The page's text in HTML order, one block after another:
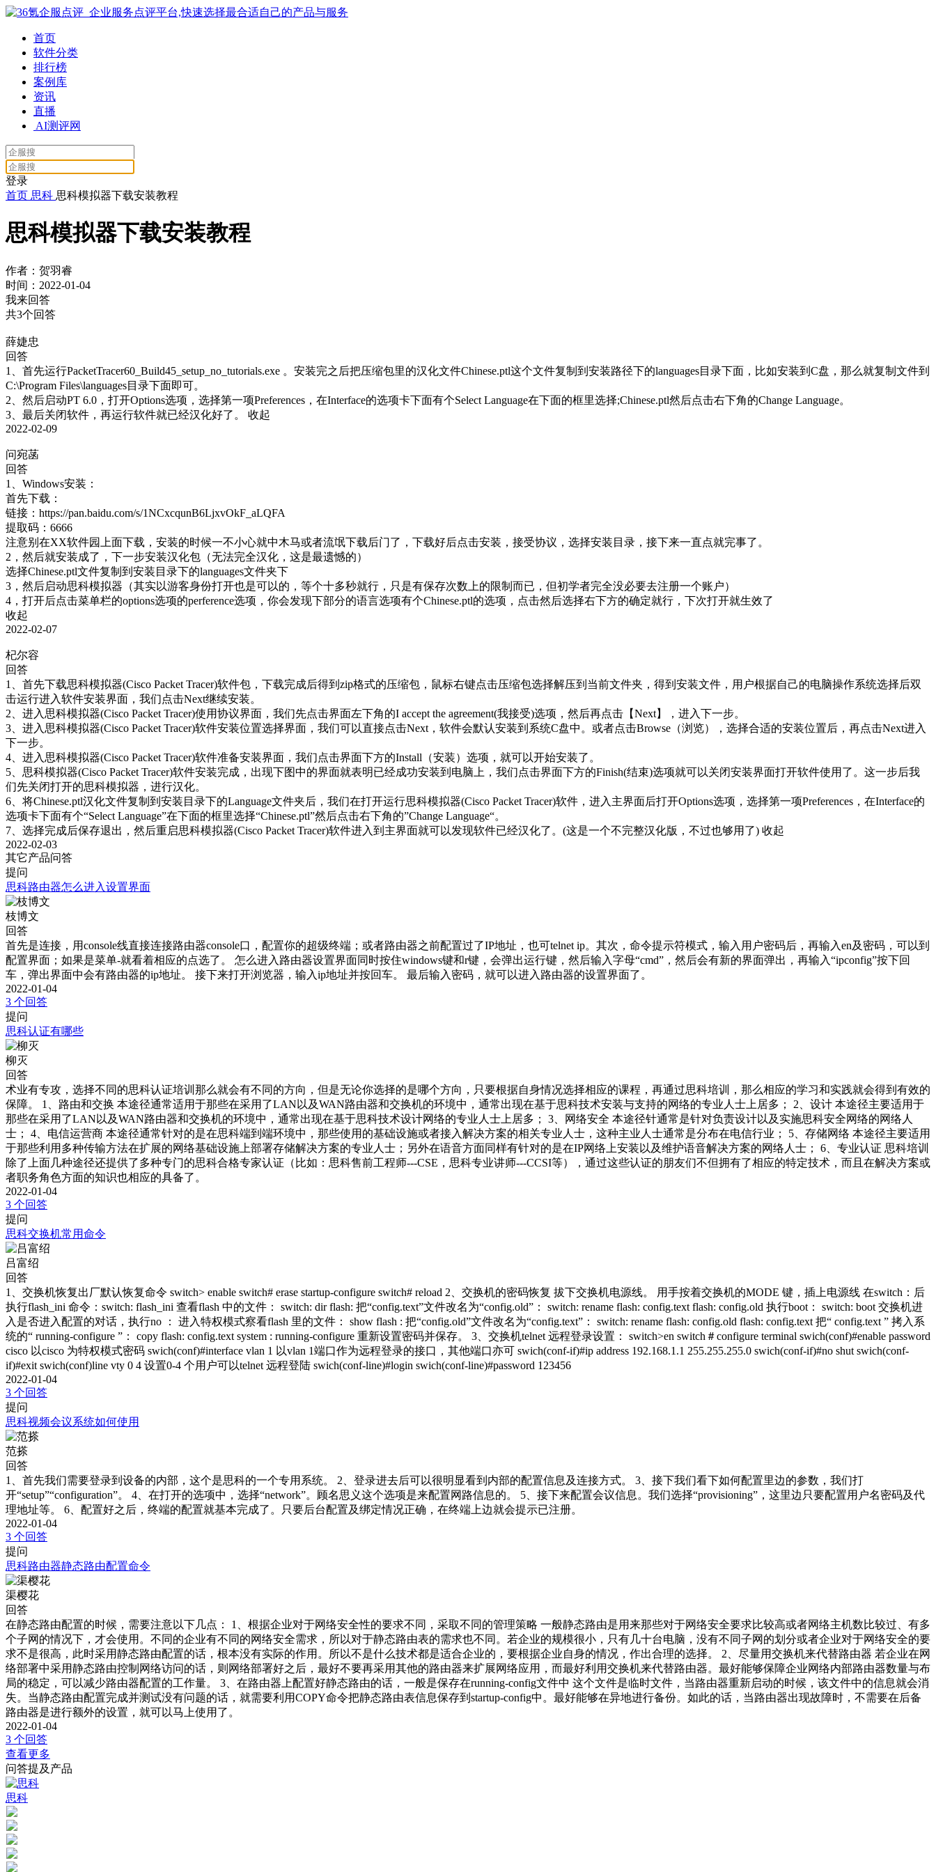
首页
软件分类
排行榜
案例库
资讯
直播
AI测评网
登录
首页 思科 思科模拟器下载安装教程
思科模拟器下载安装教程
作者：贺羽睿
时间：2022-01-04
我来回答
共3个回答
薛婕忠
回答
1、首先运行PacketTracer60_Build45_setup_no_tutorials.exe 。安装完之后把压缩包里的汉化文件Chinese.ptl这个文件复制到安装路径下的languages目录下面，比如安装到C盘，那么就复制文件到
C:\Program Files\languages目录下面即可。
2、然后启动PT 6.0，打开Options选项，选择第一项Preferences，在Interface的选项卡下面有个Select Language在下面的框里选择;Chinese.ptl然后点击右下角的Change Language。
3、最后关闭软件，再运行软件就已经汉化好了。
收起
2022-02-09
问宛菡
回答
1、Windows安装：
首先下载：
链接：https://pan.baidu.com/s/1NCxcqunB6LjxvOkF_aLQFA
提取码：6666
注意别在XX软件园上面下载，安装的时候一不小心就中木马或者流氓下载后门了，下载好后点击安装，接受协议，选择安装目录，接下来一直点就完事了。
2，然后就安装成了，下一步安装汉化包（无法完全汉化，这是最遗憾的）
选择Chinese.ptl文件复制到安装目录下的languages文件夹下
3，然后启动思科模拟器（其实以游客身份打开也是可以的，等个十多秒就行，只是有保存次数上的限制而已，但初学者完全没必要去注册一个账户）
收起
2022-02-07
杞尔容
回答
1、首先下载思科模拟器(Cisco Packet Tracer)软件包，下载完成后得到zip格式的压缩包，鼠标右键点击压缩包选择解压到当前文件夹，得到安装文件，用户根据自己的电脑操作系统选择后双
击运行进入软件安装界面，我们点击Next继续安装。
2、进入思科模拟器(Cisco Packet Tracer)使用协议界面，我们先点击界面左下角的I accept the agreement(我接受)选项，然后再点击【Next】，进入下一步。
3、进入思科模拟器(Cisco Packet Tracer)软件安装位置选择界面，我们可以直接点击Next，软件会默认安装到系统C盘中。或者点击Browse（浏览），选择合适的安装位置后，再点击Next进入
下一步。
4、进入思科模拟器(Cisco Packet Tracer)软件准备安装界面，我们点击界面下方的Install（安装）选项，就可以开始安装了。
5、思科模拟器(Cisco Packet Tracer)软件安装完成，出现下图中的界面就表明已经成功安装到电脑上，我们点击界面下方的Finish(结束)选项就可以关闭安装界面打开软件使用了。这一步后我
们先关闭打开的思科模拟器，进行汉化。
6、将Chinese.ptl汉化文件复制到安装目录下的Language文件夹后，我们在打开运行思科模拟器(Cisco Packet Tracer)软件，进入主界面后打开Options选项，选择第一项Preferences，在Interface的
选项卡下面有个“Select Language”在下面的框里选择“Chinese.ptl”然后点击右下角的”Change Language“。
7、选择完成后保存退出，然后重启思科模拟器(Cisco Packet Tracer)软件进入到主界面就可以发现软件已经汉化了。(这是一个不完整汉化版，不过也够用了) 收起
2022-02-03
其它产品问答
提问
思科路由器怎么进入设置界面
枝博文
回答
首先是连接，用console线直接连接路由器console口，配置你的超级终端；或者路由器之前配置过了IP地址，也可telnet ip。其次，命令提示符模式，输入用户密码后，再输入en及密码，可以到
配置界面；如果是菜单-就看着相应的点选了。 怎么进入路由器设置界面同时按住windows键和r键，会弹出运行键，然后输入字母“cmd”，然后会有新的界面弹出，再输入“ipconfig”按下回
车，弹出界面中会有路由器的ip地址。 接下来打开浏览器，输入ip地址并按回车。 最后输入密码，就可以进入路由器的设置界面了。
2022-01-04
3 个回答
提问
思科认证有哪些
柳灭
回答
术业有专攻，选择不同的思科认证培训那么就会有不同的方向，但是无论你选择的是哪个方向，只要根据自身情况选择相应的课程，再通过思科培训，那么相应的学习和实践就会得到有效的
保障。 1、路由和交换 本途径通常适用于那些在采用了LAN以及WAN路由器和交换机的环境中，通常出现在基于思科技术安装与支持的网络的专业人士上居多； 2、设计 本途径主要适用于
那些在采用了LAN以及WAN路由器和交换机的环境中，通常出现在基于思科技术设计网络的专业人士上居多； 3、网络安全 本途径针通常是针对负责设计以及实施思科安全网络的网络人
士； 4、电信运营商 本途径通常针对的是在思科端到端环境中，那些使用的基础设施或者接入解决方案的相关专业人士，这种主业人士通常是分布在电信行业； 5、存储网络 本途径主要适用
于那些利用多种传输方法在扩展的网络基础设施上部署存储解决方案的专业人士；另外在语音方面同样有针对的是在IP网络上安装以及维护语音解决方案的网络人士； 6、专业认证 思科培训
除了上面几种途径还提供了多种专门的思科合格专家认证（比如：思科售前工程师---CSE，思科专业讲师---CCSI等），通过这些认证的朋友们不但拥有了相应的特定技术，而且在解决方案或
者职务角色方面的知识也相应的具备了。
2022-01-04
3 个回答
提问
思科交换机常用命令
吕富绍
回答
1、交换机恢复出厂默认恢复命令 switch> enable switch# erase startup-configure switch# reload 2、交换机的密码恢复 拔下交换机电源线。 用手按着交换机的MODE 键，插上电源线 在switch：后
执行flash_ini 命令：switch: flash_ini 查看flash 中的文件： switch: dir flash: 把“config.text”文件改名为“config.old”： switch: rename flash: config.text flash: config.old 执行boot： switch: boot 交换机进
入是否进入配置的对话，执行no ： 进入特权模式察看flash 里的文件： show flash : 把“config.old”文件改名为“config.text”： switch: rename flash: config.old flash: config.text 把“ config.text ” 拷入系
统的“ running-configure ”： copy flash: config.text system : running-configure 重新设置密码并保存。 3、交换机telnet 远程登录设置： switch>en switch＃configure terminal swich(conf)#enable password
cisco 以cisco 为特权模式密码 swich(conf)#interface vlan 1 以vlan 1端口作为远程登录的接口，其他端口亦可 swich(conf-if)#ip address 192.168.1.1 255.255.255.0 swich(conf-if)#no shut swich(conf-
if)#exit swich(conf)line vty 0 4 设置0-4 个用户可以telnet 远程登陆 swich(conf-line)#login swich(conf-line)#password 123456
2022-01-04
3 个回答
提问
思科视频会议系统如何使用
范搽
回答
1、首先我们需要登录到设备的内部，这个是思科的一个专用系统。 2、登录进去后可以很明显看到内部的配置信息及连接方式。 3、接下我们看下如何配置里边的参数，我们打
开“setup”“configuration”。 4、在打开的选项中，选择“network”。顾名思义这个选项是来配置网路信息的。 5、接下来配置会议信息。我们选择“provisioning”，这里边只要配置用户名密码及代
理地址等。 6、配置好之后，终端的配置就基本完成了。只要后台配置及绑定情况正确，在终端上边就会提示已注册。
2022-01-04
3 个回答
提问
思科路由器静态路由配置命令
渠樱花
回答
在静态路由配置的时候，需要注意以下几点： 1、根据企业对于网络安全性的要求不同，采取不同的管理策略 一般静态路由是用来那些对于网络安全要求比较高或者网络主机数比较过、有多
个子网的情况下，才会使用。不同的企业有不同的网络安全需求，所以对于静态路由表的需求也不同。若企业的规模很小，只有几十台电脑，没有不同子网的划分或者企业对于网络安全的要
求不是很高，此时采用静态路由配置的话，根本没有实际的作用。所以不是什么技术都是适合企业的，要根据企业自身的情况，作出合理的选择。 2、尽量用交换机来代替路由器 若企业在网
络部署中采用静态路由控制网络访问的话，则网络部署好之后，最好不要再采用其他的路由器来扩展网络应用，而最好利用交换机来代替路由器。最好能够保障企业网络内部路由器数量与布
局的稳定，可以减少路由器配置的工作量。 3、在路由器上配置好静态路由的话，一般是保存在running-config文件中 这个文件是临时文件，当路由器重新启动的时候，该文件中的信息就会消
失。当静态路由配置完成并测试没有问题的话，就需要利用COPY命令把静态路由表信息保存到startup-config中。最好能够在异地进行备份。如此的话，当路由器出现故障时，不需要在后备
路由器是进行额外的设置，就可以马上使用了。
2022-01-04
3 个回答
查看更多
问答提及产品
思科